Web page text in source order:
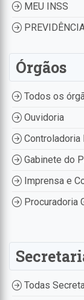
MEU INSS
Órgãos
Todos os
Ouvidoria
Controladoria
Gabinete do
Imprensa e
Procuradoria
Todas